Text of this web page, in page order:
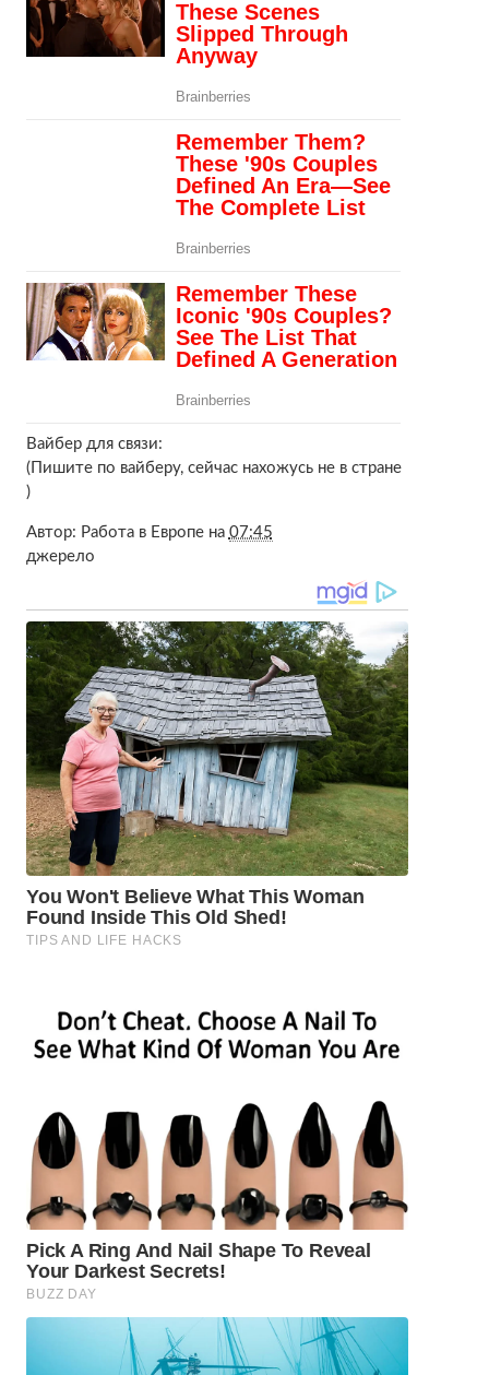
Вайбер для связи:
(Пишите по вайберу, сейчас нахожусь не в стране
)
Автор: Работа в Европе на 07:45
джерело